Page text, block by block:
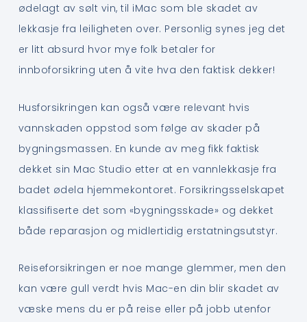
ødelagt av sølt vin, til iMac som ble skadet av
lekkasje fra leiligheten over. Personlig synes jeg det
er litt absurd hvor mye folk betaler for
innboforsikring uten å vite hva den faktisk dekker!
Husforsikringen kan også være relevant hvis
vannskaden oppstod som følge av skader på
bygningsmassen. En kunde av meg fikk faktisk
dekket sin Mac Studio etter at en vannlekkasje fra
badet ødela hjemmekontoret. Forsikringsselskapet
klassifiserte det som «bygningsskade» og dekket
både reparasjon og midlertidig erstatningsutstyr.
Reiseforsikringen er noe mange glemmer, men den
kan være gull verdt hvis Mac-en din blir skadet av
væske mens du er på reise eller på jobb utenfor